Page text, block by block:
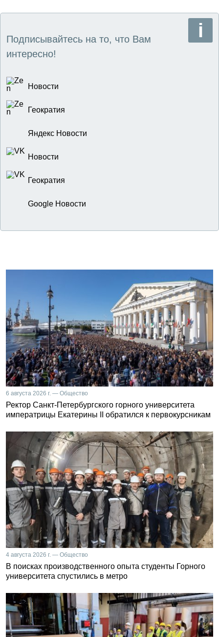
Подписывайтесь на то, что Вам
интересно!
Новости
Геократия
Яндекс Новости
Новости
Геократия
Google Новости
6 августа 2026 г. — Общество
Ректор Санкт-Петербургского горного университета
императрицы Екатерины II обратился к первокурсникам
4 августа 2026 г. — Общество
В поисках производственного опыта студенты Горного
университета спустились в метро